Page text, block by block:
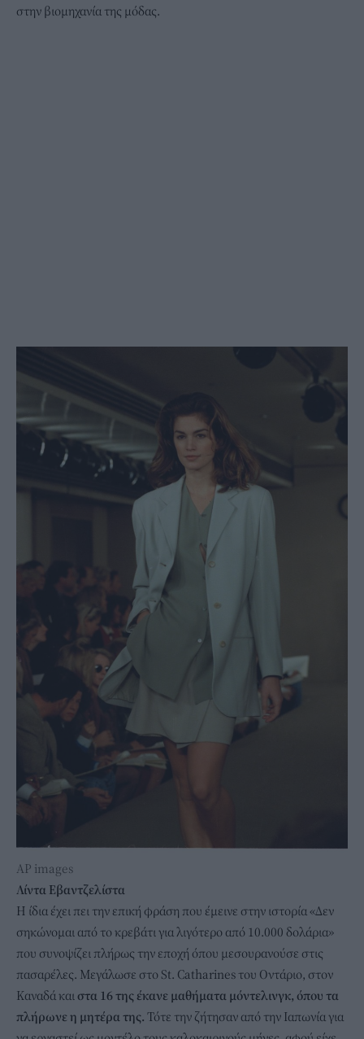
στην βιομηχανία της μόδας.
ΑP images
Λίντα Εβαντζελίστα
H ίδια έχει πει την επική φράση που έμεινε στην ιστορία «Δεν
σηκώνομαι από το κρεβάτι για λιγότερο από 10.000 δολάρια»
που συνοψίζει πλήρως την εποχή όπου μεσουρανούσε στις
πασαρέλες. Μεγάλωσε στο St. Catharines του Οντάριο, στον
Καναδά και στα 16 της έκανε μαθήματα μόντελινγκ, όπου τα
πλήρωνε η μητέρα της. Τότε την ζήτησαν από την Ιαπωνία για